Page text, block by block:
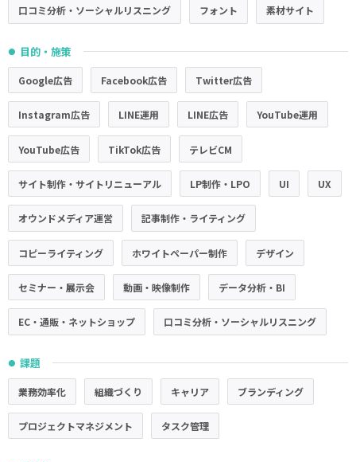
口コミ分析・ソーシャルリスニング フォント 素材サイト
● 目的・施策
Google広告 Facebook広告 Twitter広告
Instagram広告 LINE運用 LINE広告 YouTube運用
YouTube広告 TikTok広告 テレビCM
サイト制作・サイトリニューアル LP制作・LPO UI UX
オウンドメディア運営 記事制作・ライティング
コピーライティング ホワイトペーパー制作 デザイン
セミナー・展示会 動画・映像制作 データ分析・BI
EC・通販・ネットショップ 口コミ分析・ソーシャルリスニング
● 課題
業務効率化 組織づくり キャリア ブランディング
プロジェクトマネジメント タスク管理